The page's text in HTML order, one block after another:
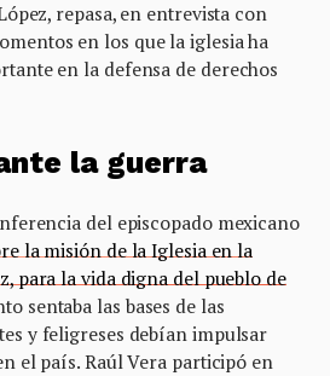
repasa, en entrevista con
en los que la iglesia ha
en la defensa de derechos
la guerra
del episcopado mexicano
la misión de la Iglesia en la
para la vida digna del pueblo de
sentaba las bases de las
y feligreses debían impulsar
el país. Raúl Vera participó en